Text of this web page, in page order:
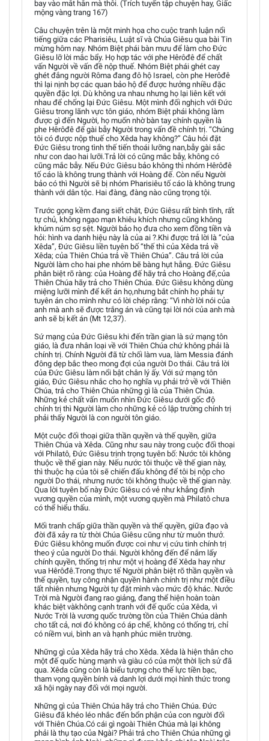
bay vào mắt hắn mà thôi. (Trích tuyển tập chuyện hay, Giấc
mộng vàng trang 167)
Câu chuyện trên là một minh họa cho cuộc tranh luận nổi
tiếng giữa các Pharisiêu, Luật sĩ và Chúa Giêsu qua bài Tin
mừng hôm nay. Nhóm Biệt phái bàn mưu để làm cho Đức
Giêsu lỡ lời mắc bẩy. Họ hợp tác với phe Hêrôđê để chất
vấn Người về vấn đề nộp thuế. Nhóm Biệt phái ghét cay
ghét đắng người Rôma đang đô hộ Israel, còn phe Herôđê
thì lại nịnh bợ các quan bảo hộ để được hưởng nhiều đặc
quyền đặc lợi. Dù không ưa nhau nhưng họ lại liên kết với
nhau để chống lại Đức Giêsu. Một mình đối nghịch với Đức
Giêsu trong lãnh vực tôn giáo, nhóm Biệt phái không làm
được gì đến Người, họ muốn nhờ bàn tay chính quyền là
phe Hêrôđê để gài bẫy Người trong vấn đề chính trị. “Chúng
tôi có được nộp thuế cho Xêda hay không?” Câu hỏi đặt
Đức Giêsu trong tình thế tiến thoái lưỡng nan,bẫy gài sắc
như con dao hai lưỡi.Trả lời có cũng mắc bẫy, không có
cũng mắc bẫy. Nếu Đức Giêsu bảo không thì nhóm Hêrôđê
tố cáo là không trung thành với Hoàng đế. Còn nếu Người
bảo có thì Người sẽ bị nhóm Pharisiêu tố cáo là không trung
thành với dân tộc. Hai đàng, đàng nào cũng trọng tội.
Trước gọng kềm đang siết chặt, Đức Giêsu rất bình tĩnh, rất
tự chủ, không ngạo mạn khiêu khích nhưng cũng không
khúm núm sợ sệt. Người bảo họ đưa cho xem đồng tiền và
hỏi: hình va danh hiệu này là của ai ?.Khi được trả lời là “của
Xêda”, Đức Giêsu liền tuyên bố “thế thì của Xêda trả về
Xêda; của Thiên Chúa trả về Thiên Chúa”. Câu trả lời của
Người làm cho hai phe nhóm bẽ bàng hụt hẫng. Đức Giêsu
phân biệt rõ ràng: của Hoàng đế hãy trả cho Hoàng đế,của
Thiên Chúa hãy trả cho Thiên Chúa. Đức Giêsu không dùng
miệng lưỡi mình để kết án họ,nhưng bắt chính họ phải tự
tuyên án cho mình như có lời chép rằng: “Vì nhờ lời nói của
anh mà anh sẽ được trắng án và cũng tại lời nói của anh mà
anh sẽ bị kết án (Mt 12,37).
Sứ mạng của Đức Giêsu khi đến trần gian là sứ mạng tôn
giáo, là đưa nhân loại về với Thiên Chúa chứ không phải là
chính trị. Chính Người đã từ chối làm vua, làm Messia đánh
đông dẹp bắc theo mong đợi của người Do thái. Câu trả lời
của Đức Giêsu làm nổi bật chân lý ấy. Với sứ mạng tôn
giáo, Đức Giêsu nhắc cho họ nghĩa vụ phải trở về với Thiên
Chúa, trả cho Thiên Chúa những gì là của Thiên Chúa.
Những kẻ chất vấn muốn nhìn Đức Giêsu dưới gốc độ
chính trị thì Người làm cho những kẻ có lập trường chính trị
phải thấy Người là con người tôn giáo.
Một cuộc đối thoại giữa thần quyền và thế quyền, giữa
Thiên Chúa và Xêda. Cũng như sau này trong cuộc đối thoại
với Philatô, Đức Giêsu trịnh trọng tuyên bố: Nước tôi không
thuộc về thế gian này. Nếu nước tôi thuộc về thế gian này,
thì thuộc hạ của tôi sẽ chiến đấu không để tôi bị nộp cho
người Do thái, nhưng nước tôi không thuộc về thế gian này.
Qua lời tuyên bố này Đức Giêsu có vẻ như khẳng định
vương quyền của mình, một vương quyền mà Philatô chưa
có thể hiểu thấu.
Mối tranh chấp giữa thần quyền và thế quyền, giữa đạo và
đời đã xảy ra từ thời Chúa Giêsu cũng như từ muôn thưở.
Đức Giêsu không muốn được coi như vị cứu tinh chính trị
theo ý của người Do thái. Người không đến để nắm lấy
chính quyền, thống trị như một vị hoàng đế Xêda hay như
vua Hêrôđê.Trong thực tế Người phân biệt rõ thần quyền và
thế quyền, tuy công nhận quyền hành chính trị như một điều
tất nhiên nhưng Người tự đặt mình vào mức độ khác. Nước
Trời mà Người đang rao giảng, đang thể hiện hoàn toàn
khác biệt vàkhông cạnh tranh với đế quốc của Xêda, vì
Nước Trời là vương quốc trường tồn của Thiên Chúa dành
cho tất cả, nơi đó không có áp chế, không có thống trị, chỉ
có niềm vui, bình an và hạnh phúc miên trường.
Những gì của Xêda hãy trả cho Xêda. Xêda là hiện thân cho
một đế quốc hùng mạnh và giàu có của một thời lịch sử đã
qua. Xêda cũng còn là biểu tượng cho thế lực tiền bạc,
tham vọng quyền bính và danh lợi dưới mọi hình thức trong
xã hội ngày nay đối với mọi người.
Những gì của Thiên Chúa hãy trả cho Thiên Chúa. Đức
Giêsu đã khéo léo nhắc đến bổn phận của con người đối
với Thiên Chúa.Có cái gì ngoài Thiên Chúa mà lại không
phải là thụ tạo của Ngài? Phải trả cho Thiên Chúa những gì